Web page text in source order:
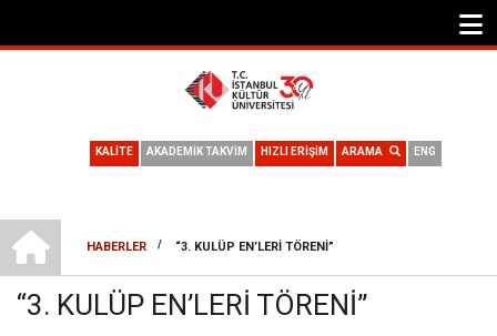
ENG
ARAMA
HIZLI ERİŞİM
AKADEMİK TAKVİM
KALİTE
SAYFA
YOLU
HABERLER
/ “3. KULÜP EN’LERI TÖRENI”
“3. KULÜP EN’LERI TÖRENI”